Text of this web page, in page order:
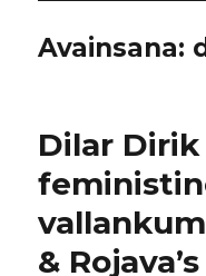
Avainsana:
Dilar Dirik
&